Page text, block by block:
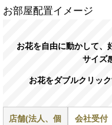
お部屋配置イメージ
お花を自由に動かして、
サイズ
お花をダブルクリッ
店舗(法人、個
会社受付